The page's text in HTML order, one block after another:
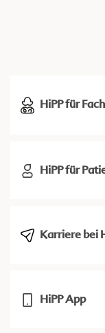
HiPP für
HiPP für
Karriere bei
HiPP App